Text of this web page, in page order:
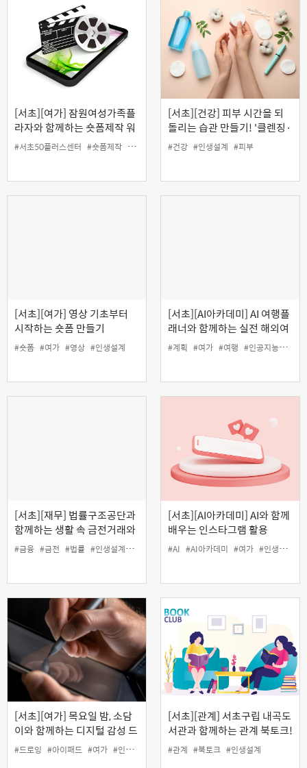
[서초][여가] 잠원여성가족플
라자와 함께하는 숏폼제작 워
크숍 : 나의 일상 숏폼 에세이
#서초50플러스센터 #숏폼제작 #여가 #인생설계
[서초][건강] 피부 시간을 되
돌리는 습관 만들기! '클렌징·
딥클렌징 & 림프마사지
(MLD)'
#건강 #인생설계 #피부
[서초][여가] 영상 기초부터
시작하는 숏폼 만들기
#숏폼 #여가 #영상 #인생설계
[서초][AI아카데미] AI 여행플
래너와 함께하는 실전 해외여
행 준비
#계획 #여가 #여행 #인공지능 #인생
[서초][재무] 법률구조공단과
함께하는 생활 속 금전거래와
채무관리 바로 알기(오프라
인)
#금융 #금전 #법률 #인생설계 #재무 #채무
[서초][AI아카데미] AI와 함께
배우는 인스타그램 활용
#AI #AI아카데미 #여가 #인생설계
[서초][여가] 목요일 밤, 소담
이와 함께하는 디지털 감성 드
로잉
#드로잉 #아이패드 #여가 #인생설계
[서초][관계] 서초구립 내곡도
서관과 함께하는 관계 북토크!
'오십이 넘으면 세상이 보이는
이유'
#관계 #북토크 #인생설계